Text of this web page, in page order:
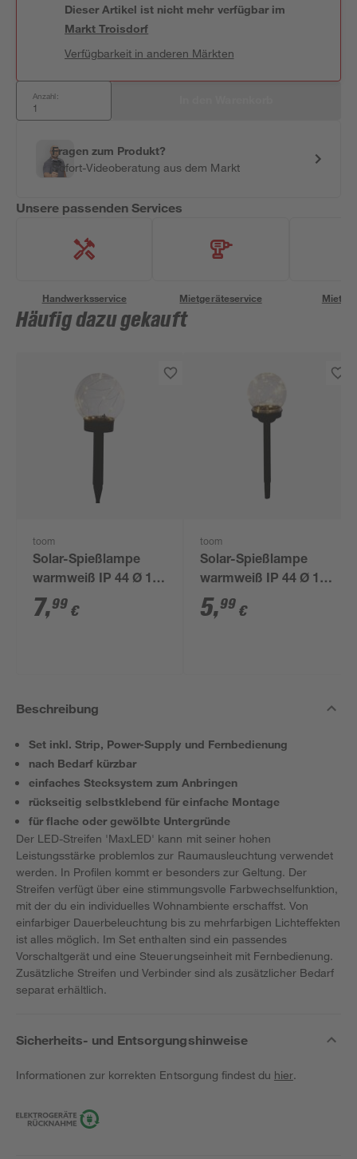
Dieser Artikel ist nicht mehr verfügbar im
MarktTroisdorf
Verfügbarkeit in anderen Märkten
Anzahl:
Fragen zum Produkt?
Sofort-Videoberatung aus dem Markt
Unsere passenden Services
Handwerksservice Mietgeräteservice
Häufig dazu gekauft
toom
Solar-Spießlampe
warmweiß IP 44 Ø 15
x 44 cm
7,99 €
toom
Solar-Spießlampe
warmweiß IP 44 Ø 10
x 39 cm
5,99 €
Beschreibung
Set inkl. Strip, Power-Supply und Fernbedienung
nach Bedarf kürzbar
einfaches Stecksystem zum Anbringen
rückseitig selbstklebend für einfache Montage
für flache oder gewölbte Untergründe
Der LED-Streifen 'MaxLED' kann mit seiner hohen
Leistungsstärke problemlos zur Raumausleuchtung verwendet
werden. In Profilen kommt er besonders zur Geltung. Der
Streifen verfügt über eine stimmungsvolle Farbwechselfunktion,
mit der du ein individuelles Wohnambiente erschaffst. Von
einfarbiger Dauerbeleuchtung bis zu mehrfarbigen Lichteffekten
ist alles möglich. Im Set enthalten sind ein passendes
Vorschaltgerät und eine Steuerungseinheit mit Fernbedienung.
Zusätzliche Streifen und Verbinder sind als zusätzlicher Bedarf
separat erhältlich.
Sicherheits- und Entsorgungshinweise
Informationen zur korrekten Entsorgung findest du hier.